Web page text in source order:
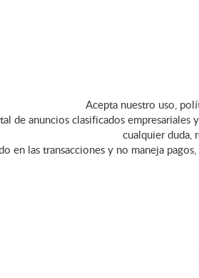
Acepta nuestro uso,
de anuncios clasificados
cualquier duda,
en las transacciones y no maneja